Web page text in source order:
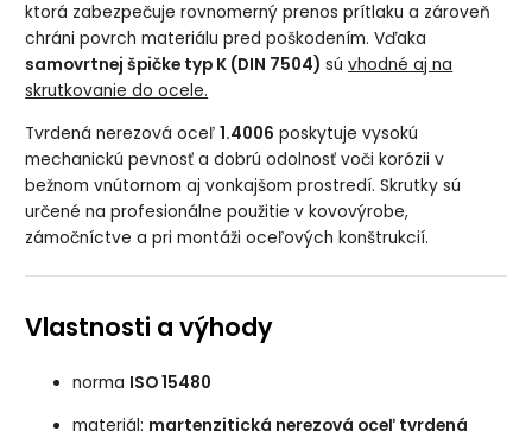
ktorá zabezpečuje rovnomerný prenos prítlaku a zároveň
chráni povrch materiálu pred poškodením. Vďaka
samovrtnej špičke typ K (DIN 7504) súvhodné aj na
skrutkovanie do ocele.
Tvrdená nerezová oceľ1.4006 poskytuje vysokú
mechanickú pevnosť a dobrú odolnosť voči korózii v
bežnom vnútornom aj vonkajšom prostredí. Skrutky sú
určené na profesionálne použitie v kovovýrobe,
zámočníctve a pri montáži oceľových konštrukcií.
Vlastnosti a výhody
norma ISO 15480
materiál: martenzitická nerezová oceľ tvrdená